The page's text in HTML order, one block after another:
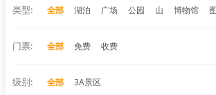
类型: 全部 湖泊 广场 公园 山 博物馆
门票: 全部 免费 收费
级别: 全部 3A景区